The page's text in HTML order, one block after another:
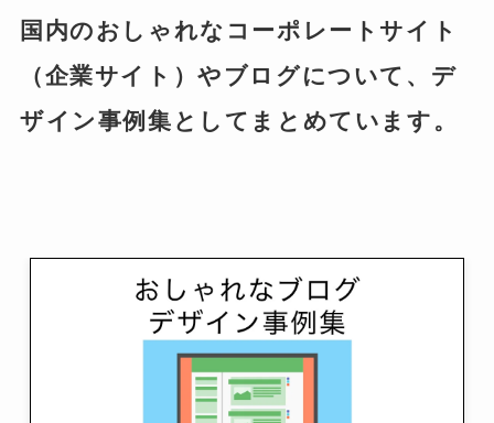
国内のおしゃれなコーポレートサイト
（企業サイト）やブログについて、デ
ザイン事例集としてまとめています。